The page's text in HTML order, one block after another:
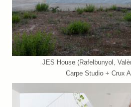
JES House (Rafelbunyol,
Carpe Studio + Crux